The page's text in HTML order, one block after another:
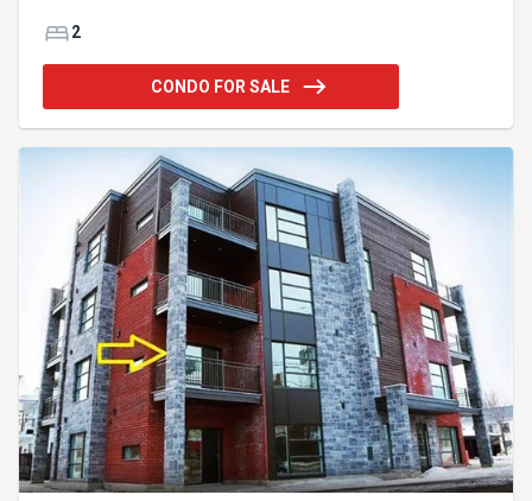
propose un balcon, un espace de rangement ainsi
secteur recherché, à proximité des commerces et
services, il bénéficie d'un emplacement
locatif intéressant et une belle opportunité
d'investissement. Addend
2
CONDO FOR SALE